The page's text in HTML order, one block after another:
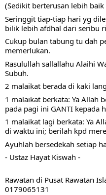
(Sedikit berterusan lebih
Seringgit tiap-tiap hari yg
bilik lebih afdhal dari seribu
Cukup bulan tabung tu dah
memerlukan.
Rasulullah sallallahu Alaihi
Subuh.
2 malaikat berada di kaki
1 malaikat berkata: Ya Allah
pada pagi ini GANTI kepada
1 malaikat lagi berkata: Ya
di waktu ini; berilah kpd
Ayuhlah bersedekah setiap
- Ustaz Hayat Kiswah -
Rawatan di Pusat Rawatan
0179065131